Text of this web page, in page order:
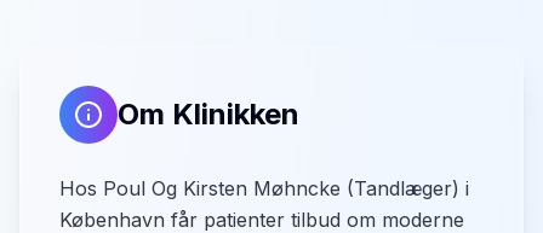
Om Klinikken
Hos Poul Og Kirsten Møhncke (Tandlæger) i
København får patienter tilbud om moderne